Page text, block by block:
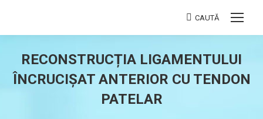
Search:
CAUTĂ
RECONSTRUCȚIA LIGAMENTULUI
ÎNCRUCIȘAT ANTERIOR CU TENDON
PATELAR